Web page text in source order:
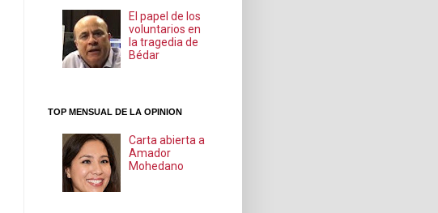
El papel de los
voluntarios en
la tragedia de
Bédar
TOP MENSUAL DE LA OPINION
Carta abierta a
Amador
Mohedano